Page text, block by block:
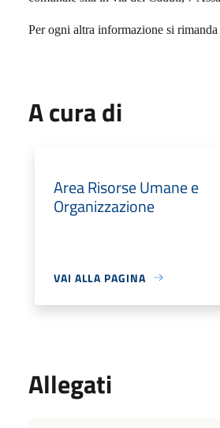
Per ogni altra informazione si
A cura di
Area Risorse Umane e
Organizzazione
VAI ALLA PAGINA
Allegati